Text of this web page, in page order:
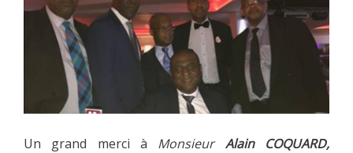
Un grand merci à Monsieur Alain COQUARD,